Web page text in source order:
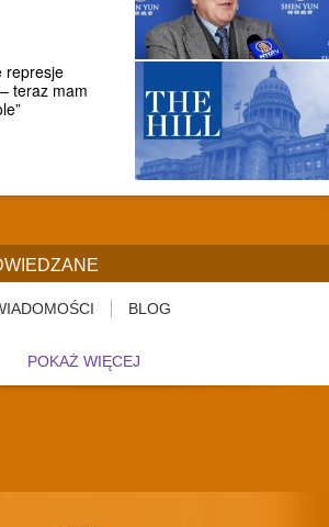
represje
teraz mam
BLOG
POKAŻ WIĘCEJ